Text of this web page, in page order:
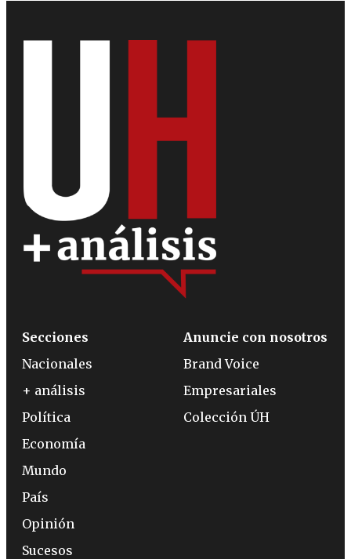
Secciones
Nacionales
+ análisis
Política
Economía
Mundo
País
Opinión
Sucesos
Anuncie con nosotros
Brand Voice
Empresariales
Colección ÚH